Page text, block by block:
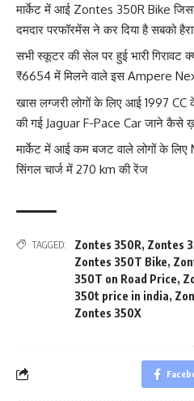
मार्केट में आई Zontes 350R Bike
दमदार परफॉरमेंस ने कर दिया है सबको
सभी स्कूटर की सेल पर हुई भारी गिरावट
₹6654 में मिलने वाले इस Ampere
खास लग्जरी लोगों के लिए आई 1997
की गई Jaguar F-Pace Car जाने कैसे
मार्केट में आई कम बजट वाले लोगों के
सिंगल चार्ज में 270 km की रेंज
TAGGED: Zontes 350R, Zontes
Zontes 350T Bike,
350T on Road Price,
350t price in india,
Zontes 350X